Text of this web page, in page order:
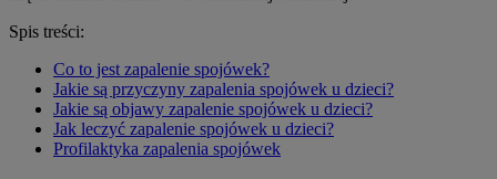
Spis treści:
Co to jest zapalenie spojówek?
Jakie są przyczyny zapalenia spojówek u dzieci?
Jakie są objawy zapalenie spojówek u dzieci?
Jak leczyć zapalenie spojówek u dzieci?
Profilaktyka zapalenia spojówek